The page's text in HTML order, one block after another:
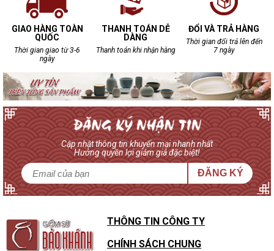
- Mặt trong nếu có Gồ ghề chấp nhận được do đặc tính sản
xuất thủ công cho nên 100 chum đều không giống nhau.
GIAO HÀNG TOÀN
QUỐC
Thời gian giao từ 3-6
ngày
THANH TOÁN DỄ
DÀNG
Thanh toán khi nhận hàng
ĐỔI VÀ TRẢ HÀNG
Thời gian đổi trả lên đến
7 ngày
Cập nhật thông tin khuyến mại nhanh nhất
Hưởng quyền lợi giảm giá đặc biệt!
ĐĂNG KÝ
THÔNG TIN CÔNG TY
CHÍNH SÁCH CHUNG